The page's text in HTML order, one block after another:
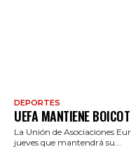
DEPORTES
UEFA MANTIENE
La Unión de Asociaciones
jueves que mantendrá su...